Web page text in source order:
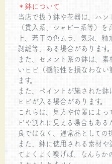
＊鉢について
当店で扱う鉢や花器は、ハ
（貫入系、シャビー系等）
上、若干の色ムラ、気泡、
剥離等、ある場合があります。
また、セメント系の鉢は、
いヒビ（機能性を損なわな
ます。
また、ペイントが施された
ヒビが入る場合があります。
これらは、見方や位置によっ
ビや割れに見える場合もあ
良ではなく、通常品としての
また、鉢に使用される素材
てよくよく嗅げば、なんら